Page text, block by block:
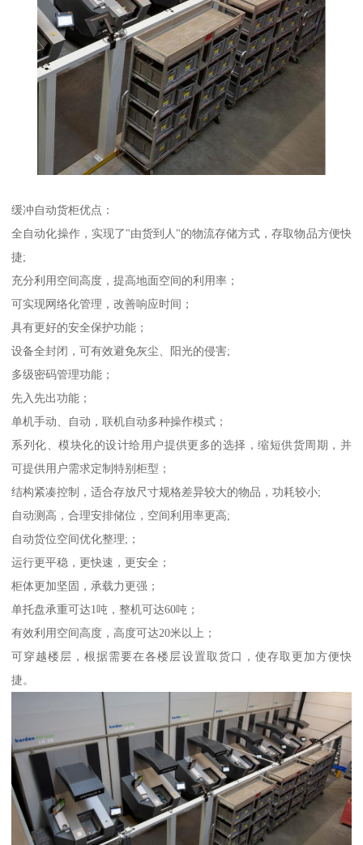
缓冲自动货柜优点：
全自动化操作，实现了"由货到人"的物流存储方式，存取物品方便快
捷;
充分利用空间高度，提高地面空间的利用率；
可实现网络化管理，改善响应时间；
具有更好的安全保护功能；
设备全封闭，可有效避免灰尘、阳光的侵害;
多级密码管理功能；
先入先出功能；
单机手动、自动，联机自动多种操作模式；
系列化、模块化的设计给用户提供更多的选择，缩短供货周期，并
可提供用户需求定制特别柜型；
结构紧凑控制，适合存放尺寸规格差异较大的物品，功耗较小;
自动测高，合理安排储位，空间利用率更高;
自动货位空间优化整理;；
运行更平稳，更快速，更安全；
柜体更加坚固，承载力更强；
单托盘承重可达1吨，整机可达60吨；
有效利用空间高度，高度可达20米以上；
可穿越楼层，根据需要在各楼层设置取货口，使存取更加方便快
捷。